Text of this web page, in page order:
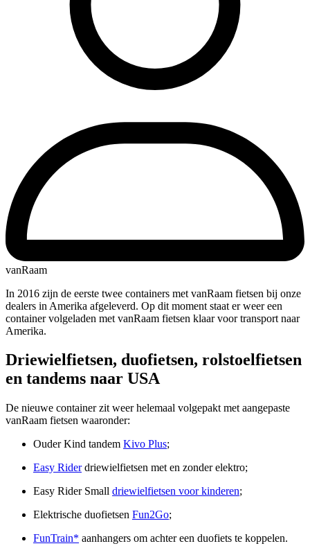
vanRaam
In 2016 zijn de eerste twee containers met vanRaam fietsen bij onze
dealers in Amerika afgeleverd. Op dit moment staat er weer een
container volgeladen met vanRaam fietsen klaar voor transport naar
Amerika.
Driewielfietsen, duofietsen, rolstoelfietsen
en tandems naar USA
De nieuwe container zit weer helemaal volgepakt met aangepaste
vanRaam fietsen waaronder:
Ouder Kind tandem Kivo Plus;
Easy Riderdriewielfietsen met en zonder elektro;
Easy Rider Small driewielfietsen voor kinderen;
Elektrische duofietsen Fun2Go;
FunTrain* aanhangers om achter een duofiets te koppelen.